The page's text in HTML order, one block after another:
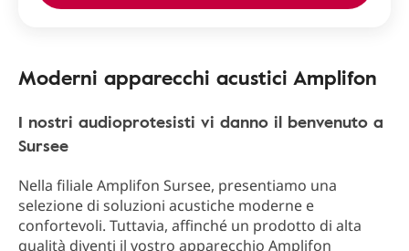
Moderni apparecchi acustici Amplifon
I nostri audioprotesisti vi danno il benvenuto a
Sursee
Nella filiale Amplifon Sursee, presentiamo una
selezione di soluzioni acustiche moderne e
confortevoli. Tuttavia, affinché un prodotto di alta
qualità diventi il vostro apparecchio Amplifon